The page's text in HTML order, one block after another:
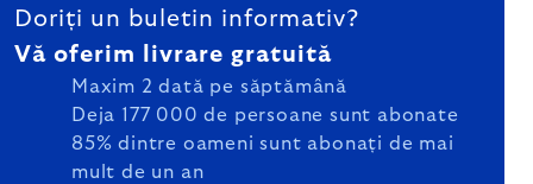
Doriți un buletin informativ?
Vă oferim livrare gratuită
Maxim 2 dată pe săptămână
Deja 177 000 de persoane sunt abonate
85% dintre oameni sunt abonați de mai
mult de un an